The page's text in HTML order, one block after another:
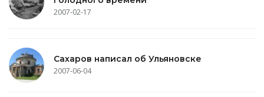
2007-02-17
Сахаров написал об Ульяновске
2007-06-04